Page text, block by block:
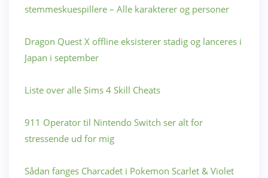
stemmeskuespillere – Alle karakterer og personer
Dragon Quest X offline eksisterer stadig og lanceres i
Japan i september
Liste over alle Sims 4 Skill Cheats
911 Operator til Nintendo Switch ser alt for
stressende ud for mig
Sådan fanges Charcadet i Pokemon Scarlet & Violet